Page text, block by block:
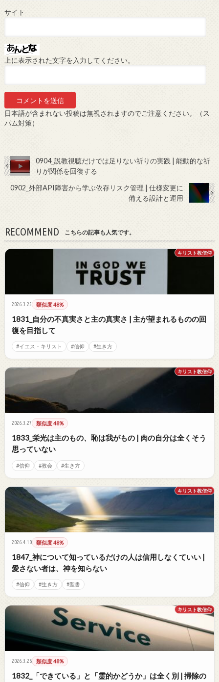
サイト
上に表示された文字を入力してください。
日本語が含まれない投稿は無視されますのでご注意ください。（ス
パム対策）
0904_説教視聴だけでは足りない祈りの実践 | 能動的な祈
りが関係を回復する
0902_外部API障害から学ぶ依存リスク管理 | 仕様変更に
備える設計と運用
RECOMMEND こちらの記事も人気です。
キリスト教信仰
2026.3.25 類似度 48%
1831_自分の不真実さと主の真実さ | 主が望まれるものの回
復を目指して
#イエス・キリスト #信仰 #生き方
キリスト教信仰
2026.3.27 類似度 48%
1833_栄光は主のもの、恥は我がもの | 肉の自分は全くそう
思っていない
#信仰 #教会 #生き方
キリスト教信仰
2026.4.10 類似度 48%
1847_神について知っているだけの人は信用しなくていい |
愛さない者は、神を知らない
#信仰 #生き方 #聖書
キリスト教信仰
2026.3.26 類似度 48%
1832_「できている」と「霊的かどうか」は全く別 | 掃除の